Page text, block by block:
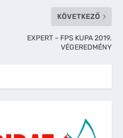
KÖVETKEZŐ
EXPERT – FPS KUPA 2019.
VÉGEREDMÉNY